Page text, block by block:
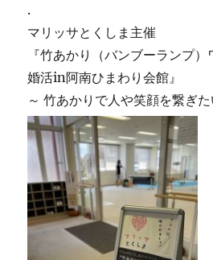
.
マリッサとくしま主催
『竹あかり（バンブーランプ
婚活in阿南ひまわり会館』
～ 竹あかりで人や笑顔を繋ぎた